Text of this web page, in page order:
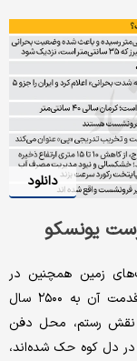
دانلود
یونسکو
زمین همچنین در
اطراف تخت‌‌جمشید، پایتخت تاریخی ایران که قدمت آن به ۲۵۰۰ سال
نقش رستم، محل دفن
دل کوه حک شده‌‌اند،